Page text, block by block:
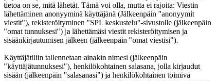
tietoa on se, mitä lähetät. Tämä voi olla, mutta ei rajoita: Viestin
lähettäminen anonyyminä käyttäjänä (Jälkeenpäin "anonyymit
viestit"), rekisteröityminen "SPL keskustelu"-sivustolle (jälkeenpäin
"omat tunnuksesi") ja lähettämäsi viestit rekisteröitymisen ja
sisäänkirjautumisen jälkeen (jälkeenpäin "omat viestisi").
Käyttäjätiliin tallennetaan ainakin nimesi (jälkeenpäin
"käyttäjätunnuksesi"), henkilökohtainen salasana, jolla kirjaudut
sisään (jälkeenpäin "salasanasi") ja henkilökohtainen toimiva